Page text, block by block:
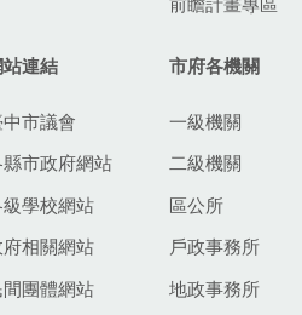
前瞻計畫專區
站連結
中市議會
縣市政府網站
級學校網站
府相關網站
間團體網站
市府各機關
一級機關
二級機關
區公所
戶政事務所
地政事務所